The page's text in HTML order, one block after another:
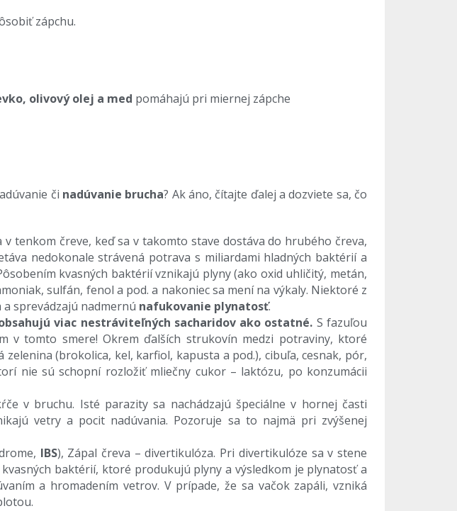
zápchu.
olivový olej a med pomáhajú pri miernej zápche
či nadúvanie brucha? Ak áno, čítajte ďalej a dozviete sa, čo
tenkom čreve, keď sa v takomto stave dostáva do hrubého čreva,
nedokonale strávená potrava s miliardami hladných baktérií a
kvasných baktérií vznikajú plyny (ako oxid uhličitý, metán,
sulfán, fenol a pod. a nakoniec sa mení na výkaly. Niektoré z
sprevádzajú nadmernú nafukovanie plynatosť.
viac nestráviteľných sacharidov ako ostatné. S fazuľou
v tomto smere! Okrem ďalších strukovín medzi potraviny, ktoré
(brokolica, kel, karfiol, kapusta a pod.), cibuľa, cesnak, pór,
nie sú schopní rozložiť mliečny cukor – laktózu, po konzumácii
v bruchu. Isté parazity sa nachádzajú špeciálne v hornej časti
vetry a pocit nadúvania. Pozoruje sa to najmä pri zvýšenej
IBS), Zápal čreva – divertikulóza. Pri divertikulóze sa v stene
baktérií, ktoré produkujú plyny a výsledkom je plynatosť a
a hromadením vetrov. V prípade, že sa vačok zapáli, vzniká